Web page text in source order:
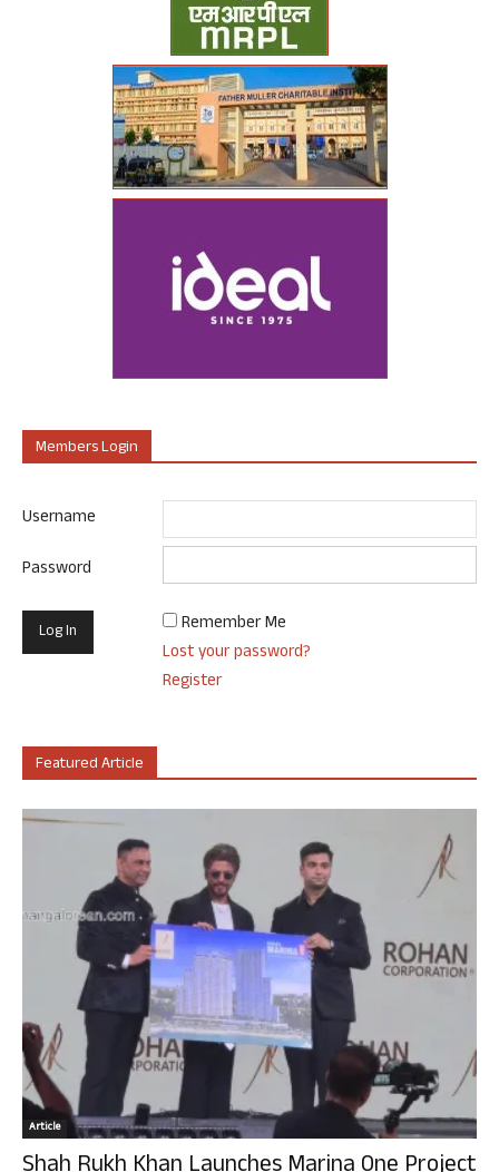
Members Login
Username
Password
Remember Me
Lost your password?
Register
Featured Article
Article